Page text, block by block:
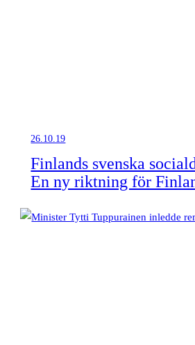
26.10.19
Finlands svenska
En ny riktning för